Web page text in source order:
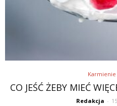
CO JEŚĆ ŻEBY MIEĆ
Redakcja -